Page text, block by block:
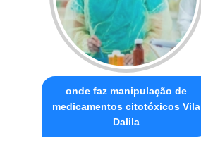
onde faz manipulação de
medicamentos citotóxicos Vila
Dalila